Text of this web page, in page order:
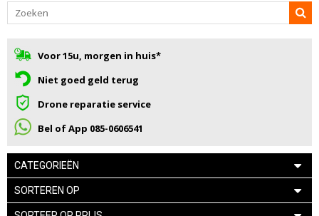
Voor 15u, morgen in huis*
Niet goed geld terug
Drone reparatie service
Bel of App 085-0606541
CATEGORIEËN
SORTEREN OP